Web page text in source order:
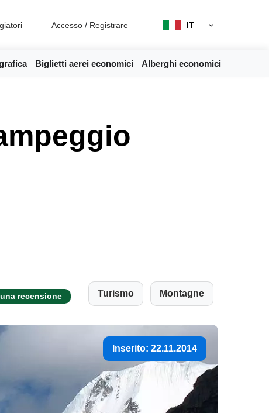
Accesso / Registrare IT
Biglietti aerei economici Alberghi economici
recensione Turismo Montagne
Inserito: 22.11.2014